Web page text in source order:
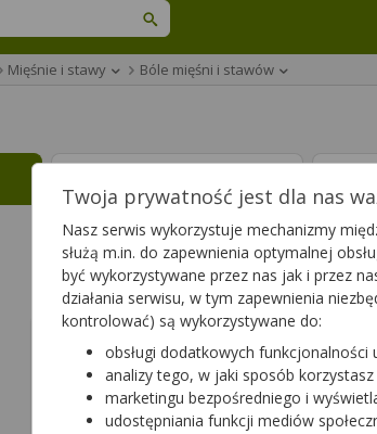
Mięśnie i stawy Bóle mięśni i stawów
Wyniki wyszukiwania(758)
Wyczyść filtry
Aliness Czarci
Pazur
100 kaps.
suplement diety
Dostępność
Twoja prywatność jest dla nas
Nasz serwis wykorzystuje mechanizmy
służą m.in. do zapewnienia optymalnej
być wykorzystywane przez nas jak i przez
działania serwisu, w tym zapewnienia
kontrolować) są wykorzystywane do:
obsługi dodatkowych funkcjonalności
analizy tego, w jaki sposób
marketingu bezpośredniego i
udostępniania funkcji mediów